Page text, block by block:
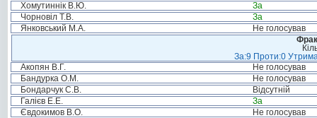
Хомутиннік В.Ю.
За
Чорновіл Т.В.
За
Янковський М.А.
Не голосував
За:9 Проти:0
Акопян В.Г.
Не голосував
Бандурка О.М.
Не голосував
Бондарчук С.В.
Відсутній
Галієв Е.Е.
За
Євдокимов В.О.
Не голосував